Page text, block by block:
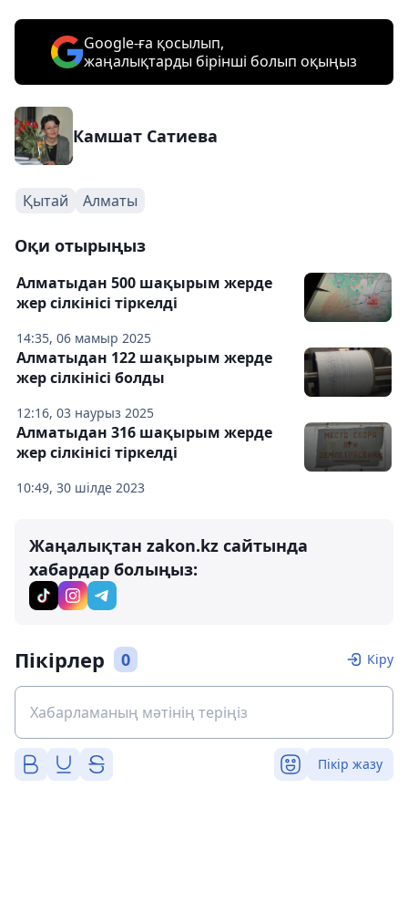
Google-ға қосылып,
жаңалықтарды бірінші болып оқыңыз
Камшат Сатиева
Қытай Алматы
Оқи отырыңыз
14:35, 06 мамыр 2025
Алматыдан 500 шақырым жерде
жер сілкінісі тіркелді
12:16, 03 наурыз 2025
Алматыдан 122 шақырым жерде
жер сілкінісі болды
10:49, 30 шілде 2023
Алматыдан 316 шақырым жерде
жер сілкінісі тіркелді
Жаңалықтан zakon.kz сайтында
хабардар болыңыз:
Пікірлер 0 Кіру
Пікір жазу